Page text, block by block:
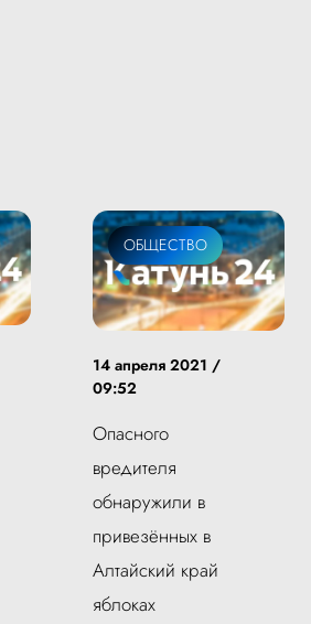
ОБЩЕСТВО
14 апреля 2021 /
09:52
Опасного
вредителя
обнаружили в
привезённых в
Алтайский край
яблоках